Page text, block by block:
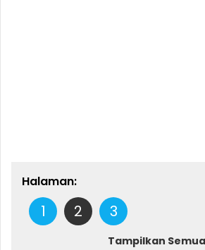
Halaman:
1 2 3
Tampilkan Semua